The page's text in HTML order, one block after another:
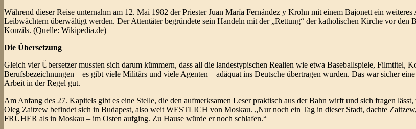
Während dieser Reise unternahm am 12. Mai 1982 der Priester Juan María Fernández y Krohn mit einem Bajonett ein
Leibwächtern überwältigt werden. Der Attentäter begründete sein Handeln mit der „Rettung“ der katholischen Kirche vor den
Konzils. (Quelle: Wikipedia.de)
Die Übersetzung
Gleich vier Übersetzer mussten sich darum kümmern, dass all die landestypischen Realien wie etwa Baseballspiele, Filmtitel,
Berufsbezeichnungen – es gibt viele Militärs und viele Agenten – adäquat ins Deutsche übertragen wurden. Das war sicher
Arbeit in der Regel gut.
Am Anfang des 27. Kapitels gibt es eine Stelle, die den aufmerksamen Leser praktisch aus der Bahn wirft und sich fragen
Oleg Zaitzew befindet sich in Budapest, also weit WESTLICH von Moskau. „Nur noch ein Tag in dieser Stadt, dachte
FRÜHER als in Moskau – im Osten aufging. Zu Hause würde er noch schlafen.“